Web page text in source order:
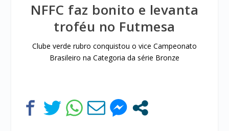
NFFC faz bonito e levanta
troféu no Futmesa
Clube verde rubro conquistou o vice Campeonato
Brasileiro na Categoria da série Bronze